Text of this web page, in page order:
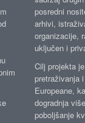
posredni
arhivi,
organizacije,
uključen i
Cilj projekta
pretraživanja
Europeane,
dogradnja
poboljšanje